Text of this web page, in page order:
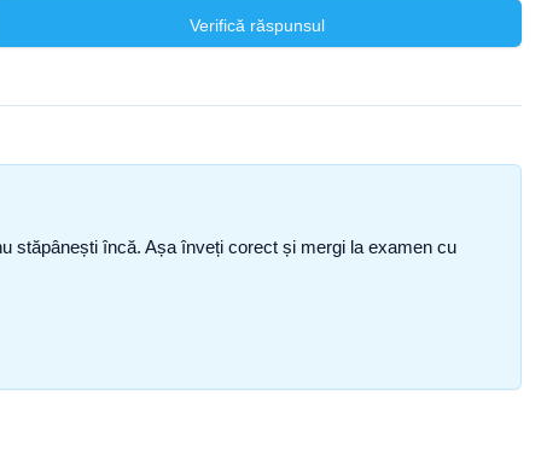
Verifică răspunsul
stăpânești încă. Așa înveți corect și mergi la examen cu